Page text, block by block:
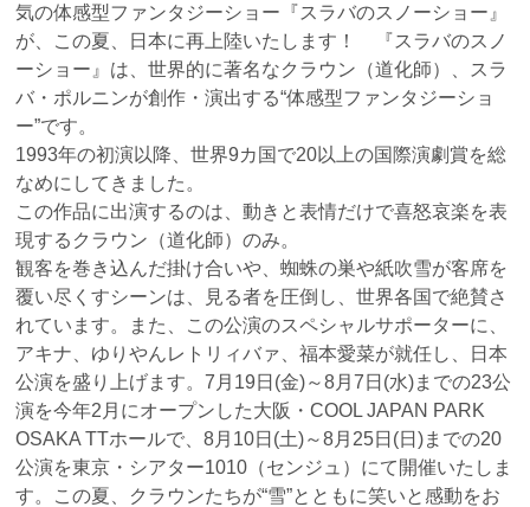
気の体感型ファンタジーショー『スラバのスノーショー』
が、この夏、日本に再上陸いたします！ 『スラバのスノ
ーショー』は、世界的に著名なクラウン（道化師）、スラ
バ・ポルニンが創作・演出する“体感型ファンタジーショ
ー”です。
1993年の初演以降、世界9カ国で20以上の国際演劇賞を総
なめにしてきました。
この作品に出演するのは、動きと表情だけで喜怒哀楽を表
現するクラウン（道化師）のみ。
観客を巻き込んだ掛け合いや、蜘蛛の巣や紙吹雪が客席を
覆い尽くすシーンは、見る者を圧倒し、世界各国で絶賛さ
れています。また、この公演のスペシャルサポーターに、
アキナ、ゆりやんレトリィバァ、福本愛菜が就任し、日本
公演を盛り上げます。7月19日(金)～8月7日(水)までの23公
演を今年2月にオープンした大阪・COOL JAPAN PARK
OSAKA TTホールで、8月10日(土)～8月25日(日)までの20
公演を東京・シアター1010（センジュ）にて開催いたしま
す。この夏、クラウンたちが“雪”とともに笑いと感動をお